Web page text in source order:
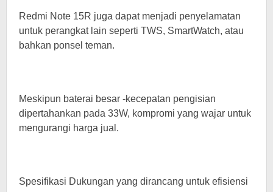
Redmi Note 15R juga dapat menjadi penyelamatan
untuk perangkat lain seperti TWS, SmartWatch, atau
bahkan ponsel teman.
Meskipun baterai besar -kecepatan pengisian
dipertahankan pada 33W, kompromi yang wajar untuk
mengurangi harga jual.
Spesifikasi Dukungan yang dirancang untuk efisiensi